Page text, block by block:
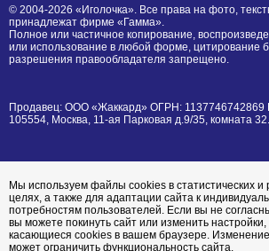
© 2004-2026 «Иголочка». Все права на фото,
принадлежат фирме «Гамма».
Полное или частичное копирование,
или использование в любой форме, цитирование
разрешения правообладателя запрещено.
Продавец: ООО «Жаккард» ОГРН: 1137746742869
105554, Москва, 11-ая Парковая д.9/35, комната
Мы используем файлы cookies в статистических и
целях, а также для адаптации сайта к
потребностям пользователей. Если вы не
вы можете покинуть сайт или изменить настройки,
касающиеся cookies в вашем браузере.
может ограничить функциональность сайта.